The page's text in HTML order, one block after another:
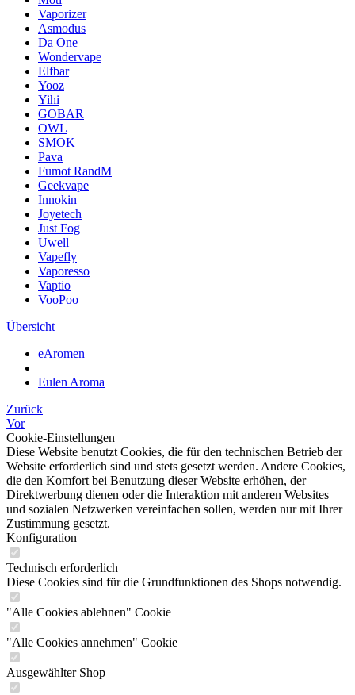
Vaporizer
Asmodus
Da One
Wondervape
Elfbar
Yooz
Yihi
GOBAR
OWL
SMOK
Pava
Fumot RandM
Geekvape
Innokin
Joyetech
Just Fog
Uwell
Vapefly
Vaporesso
Vaptio
VooPoo
Übersicht
eAromen
Eulen Aroma
Zurück
Vor
Cookie-Einstellungen
Diese Website benutzt Cookies, die für den technischen Betrieb der
Website erforderlich sind und stets gesetzt werden. Andere Cookies,
die den Komfort bei Benutzung dieser Website erhöhen, der
Direktwerbung dienen oder die Interaktion mit anderen Websites
und sozialen Netzwerken vereinfachen sollen, werden nur mit Ihrer
Zustimmung gesetzt.
Konfiguration
Technisch erforderlich
Diese Cookies sind für die Grundfunktionen des Shops notwendig.
"Alle Cookies ablehnen" Cookie
"Alle Cookies annehmen" Cookie
Ausgewählter Shop